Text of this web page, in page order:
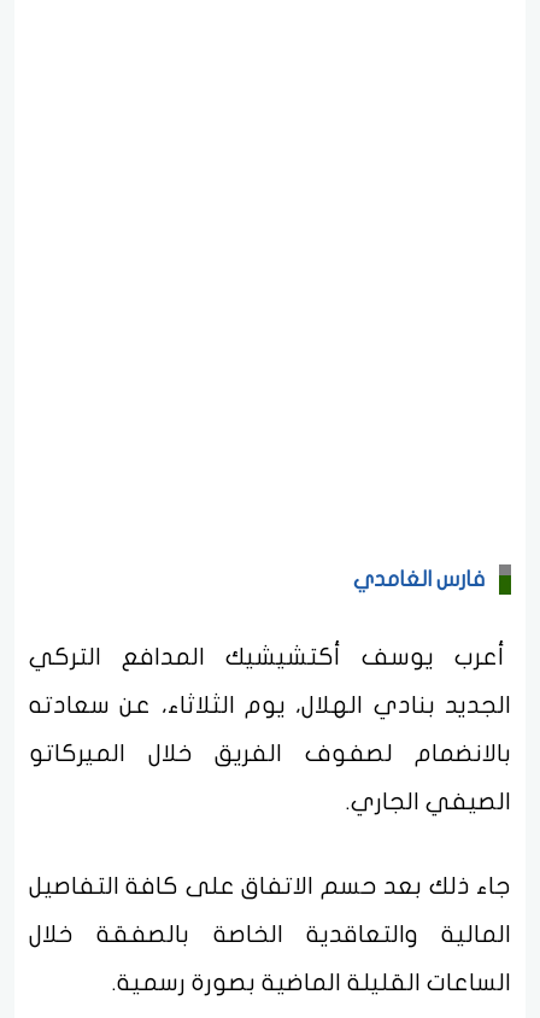
فارس الغامدي
أعرب يوسف أكتشيشيك المدافع التركي
الجديد بنادي الهلال، يوم الثلاثاء، عن سعادته
بالانضمام لصفوف الفريق خلال الميركاتو
الصيفي الجاري.
جاء ذلك بعد حسم الاتفاق على كافة التفاصيل
المالية والتعاقدية الخاصة بالصفقة خلال
الساعات القليلة الماضية بصورة رسمية.